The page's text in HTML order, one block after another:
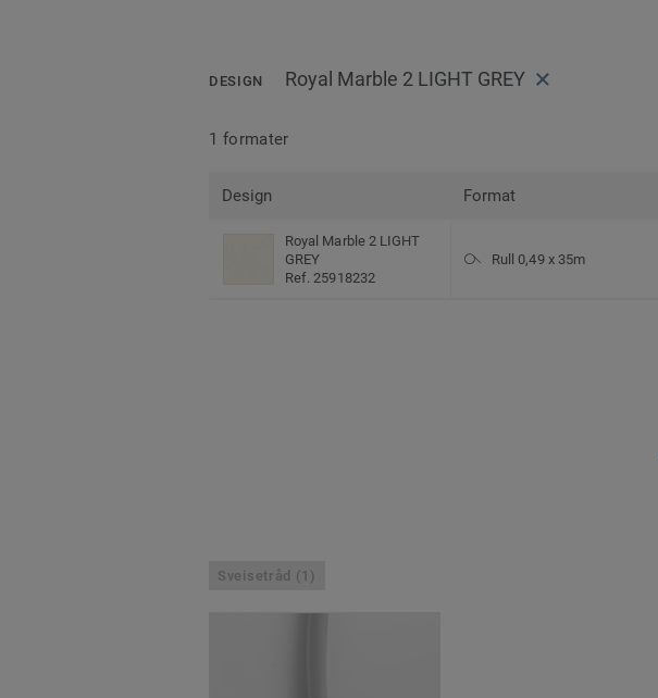
DESIGN Royal Marble 2 LIGHT GREY
1 formater
Design Format
Royal Marble 2 LIGHT
GREY
Ref. 25918232
Rull 0,49 x 35m
Sveisetråd (1)